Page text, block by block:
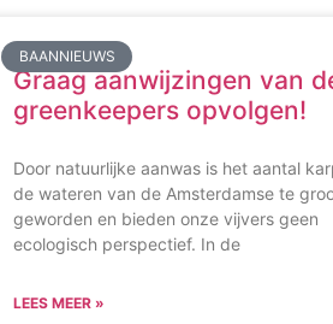
BAANNIEUWS
Graag aanwijzingen van
greenkeepers opvolgen!
Door natuurlijke aanwas is het aantal
de wateren van de Amsterdamse te
geworden en bieden onze vijvers geen
ecologisch perspectief. In de
LEES MEER »